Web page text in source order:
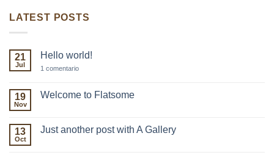
LATEST POSTS
21
Jul
Hello world!
1 comentarioen
19
Nov
Welcome to Flatsome
en
13
Oct
Just another post with A Gallery